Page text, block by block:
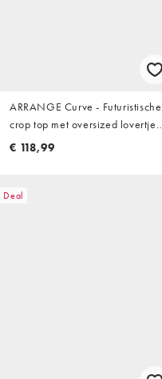
ARRANGE Curve - Futuristische
crop top met oversized lovertjes
en 3D franjes aan de zoom in
€ 118,99
Deal